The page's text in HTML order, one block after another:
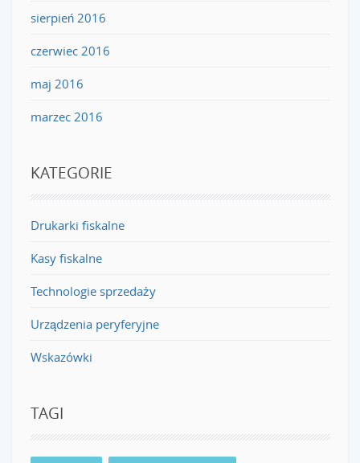
sierpień 2016
czerwiec 2016
maj 2016
marzec 2016
KATEGORIE
Drukarki fiskalne
Kasy fiskalne
Technologie sprzedaży
Urządzenia peryferyjne
Wskazówki
TAGI